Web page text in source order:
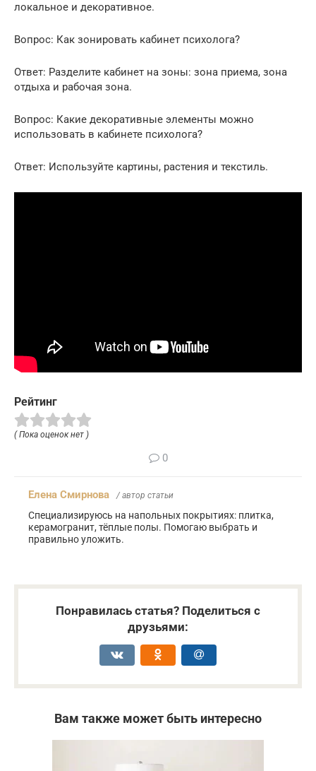
локальное и декоративное.
Вопрос: Как зонировать кабинет психолога?
Ответ: Разделите кабинет на зоны: зона приема, зона
отдыха и рабочая зона.
Вопрос: Какие декоративные элементы можно
использовать в кабинете психолога?
Ответ: Используйте картины, растения и текстиль.
Рейтинг
( Пока оценок нет )
0
Елена Смирнова / автор статьи
Специализируюсь на напольных покрытиях: плитка,
керамогранит, тёплые полы. Помогаю выбрать и
правильно уложить.
Понравилась статья? Поделиться с
друзьями:
Вам также может быть интересно